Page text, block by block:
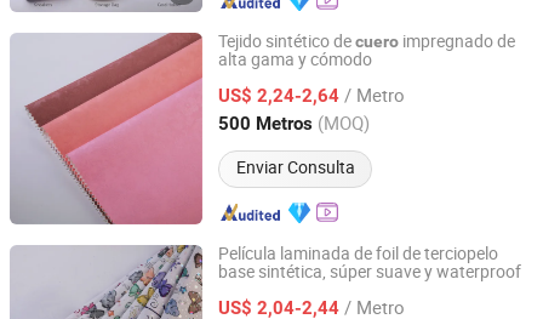
Tejido sintético decuero impregnado de
alta gama y cómodo
US$ 2,24-2,64 / Metro
500 Metros (MOQ)
Enviar Consulta
Zhejiang Minfeng Chemistry Co., Ltd
Zhejiang, China Desde 2026
Película laminada de foil de terciopelo
base sintética, súper suave y waterproof
US$ 2,04-2,44 / Metro
Zhejiang Minfeng Chemistry Co., Ltd